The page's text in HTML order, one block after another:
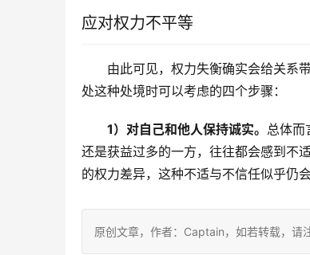
应对权力不平等
由此可见，权力失衡确实会给关系
处这种处境时可以考虑的四个步骤：
1）对自己和他人保持诚实。 总体而
还是获益过多的一方，往往都会感到不
的权力差异，这种不适与不信任似乎仍
原创文章，作者：Captain，如若转载，